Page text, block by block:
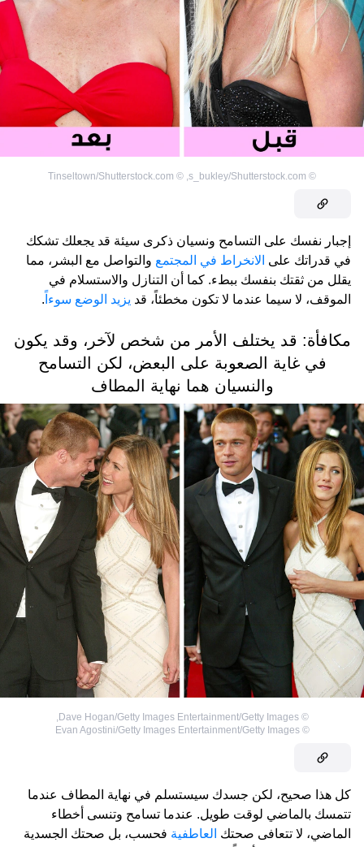
©
s_bukley/Shutterstock.com
,
©
Tinseltown/Shutterstock.com
إجبار نفسك على التسامح ونسيان ذكرى سيئة قد يجعلك تشكك
في قدراتك على الانخراط في المجتمع والتواصل مع البشر، مما
يقلل من ثقتك بنفسك ببطء. كما أن التنازل والاستسلام في
الموقف، لا سيما عندما لا تكون مخطئاً، قد يزيد الوضع سوءاً .
مكافأة: قد يختلف الأمر من شخص لآخر، وقد يكون
في غاية الصعوبة على البعض، لكن التسامح
والنسيان هما نهاية المطاف
©
Dave Hogan/Getty Images Entertainment/Getty Images
,
©
Evan Agostini/Getty Images Entertainment/Getty Images
كل هذا صحيح، لكن جسدك سيستسلم في نهاية المطاف عندما
تتمسك بالماضي لوقت طويل. عندما تسامح وتنسى أخطاء
الماضي، لا تتعافى صحتك العاطفية فحسب، بل صحتك الجسدية